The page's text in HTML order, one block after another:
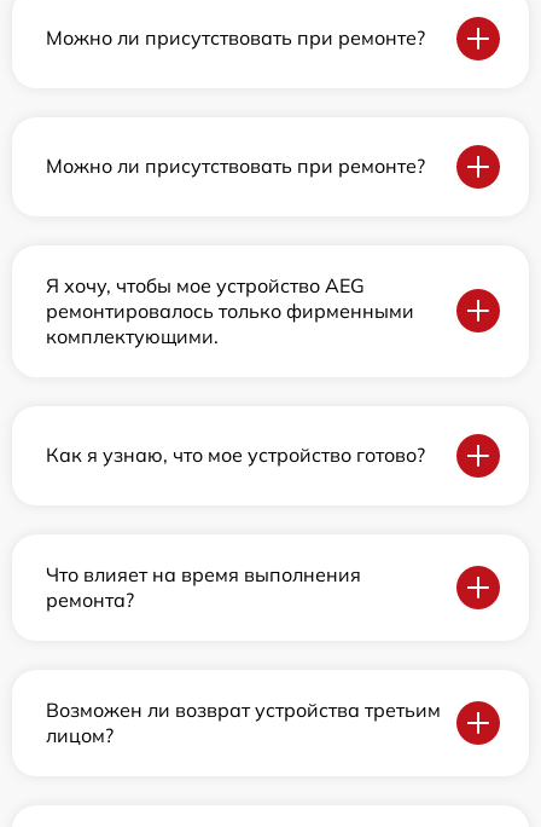
Можно ли присутствовать при ремонте?
Можно ли присутствовать при ремонте?
Я хочу, чтобы мое устройство AEG
ремонтировалось только фирменными
комплектующими.
Как я узнаю, что мое устройство готово?
Что влияет на время выполнения
ремонта?
Возможен ли возврат устройства третьим
лицом?